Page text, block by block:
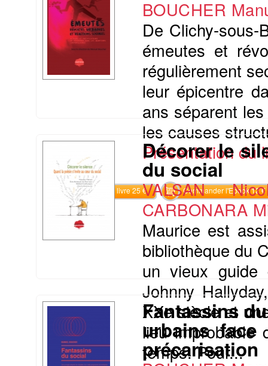
BOUCHER
De Clichy-sous-
émeutes et
régulièrement
leur épicentre
ans séparent
les causes
Présentation du
Commander le livre 25 € Commander l'Ebook 12 €
Décorer le
du social
VALSAN
CARBONARA
Maurice est
bibliothèque du
un vieux
Johnny
XXe siècle et
lieu improbable
temps. Pour...
Fantassins
urbains face
précarisation